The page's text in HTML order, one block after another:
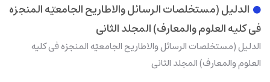
الدلیل (مستخلصات الرسائل والاطاریح الجامعیّه المنجزه
فی کلیه العلوم والمعارف) المجلد الثانی
الدلیل (مستخلصات الرسائل والاطاریح الجامعیّه المنجزه فی کلیه
العلوم والمعارف) المجلد الثانی